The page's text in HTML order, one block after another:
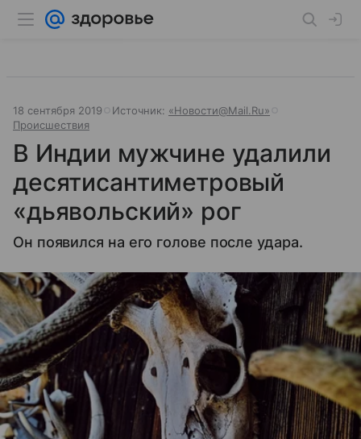
18 сентября 2019 Источник: «Новости@Mail.Ru»
Происшествия
В Индии мужчине удалили
десятисантиметровый
«дьявольский» рог
Он появился на его голове после удара.